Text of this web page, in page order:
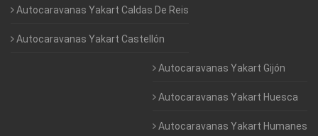
Autocaravanas Yakart Caldas De Reis
Autocaravanas Yakart Castellón
Autocaravanas Yakart Gijón
Autocaravanas Yakart Huesca
Autocaravanas Yakart Humanes